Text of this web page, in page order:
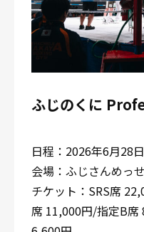
ふじのくに
日程：2026年6月28
会場：ふじさんめっせ
チケット：SRS席
席 11,000円/指定B